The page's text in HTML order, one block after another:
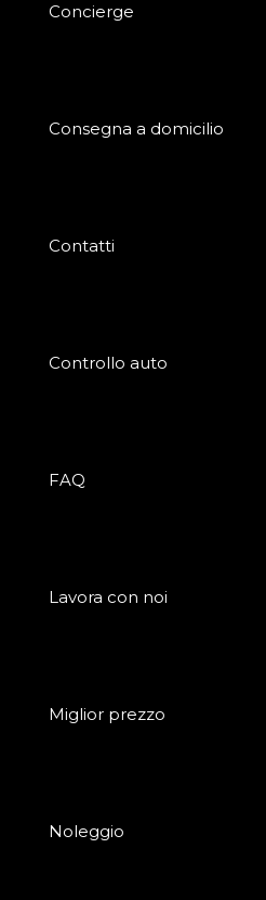
Concierge
Consegna a domicilio
Contatti
Controllo auto
FAQ
Lavora con noi
Miglior prezzo
Noleggio